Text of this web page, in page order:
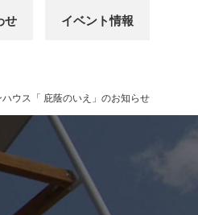
せ イベント情報
ハウス「 庇蔭のいえ」のお知らせ